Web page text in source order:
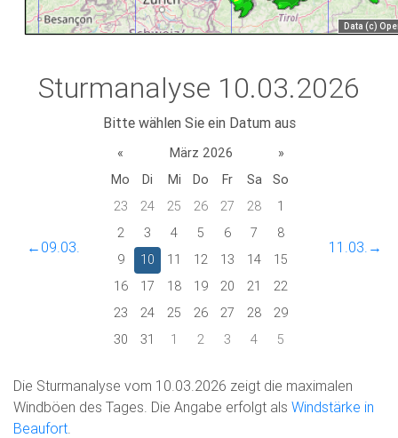
Sturmanalyse 10.03.2026
Bitte wählen Sie ein Datum aus
←09.03.
« März 2026
»
Mo
Di Mi Do Fr Sa
So
23
24 25 26 27 28
1
2
3 4 5 6 7
8
9
10 11 12 13 14
15
16
17 18 19 20 21
22
23
24 25 26 27 28
29
30
31 1 2 3 4 5
11.03.→
Die Sturmanalyse vom 10.03.2026 zeigt die maximalen
Windböen des Tages. Die Angabe erfolgt als Windstärke in
Beaufort